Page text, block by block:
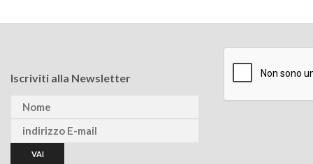
Iscriviti alla Newsletter